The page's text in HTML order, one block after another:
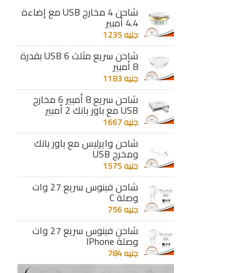
شاحن 4 مخارج USB مع إضاءة
4.4 أمبير
جنيه 1235
شاحن سريع مثلث 6 USB بقدرة
8 أمبير
جنيه 1183
شاحن سريع 8 أمبير 6 مخارج
USB مع باور بانك 2 أمبير
جنيه 1667
شاحن وايرليس مع باور بانك
ومخرج USB
جنيه 1575
شاحن فينوس سريع 27 وات
وصلة C
جنيه 756
شاحن فينوس سريع 27 وات
وصلة IPhone
جنيه 784
خصومات مختلفه وتصاعدية خصومات مختلفه وتصاعدية